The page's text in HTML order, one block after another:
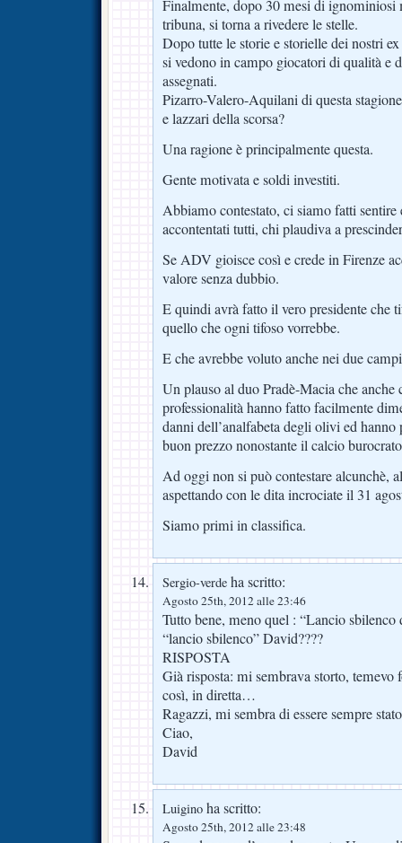
Finalmente, dopo 30 mesi di ignominiosi
tribuna, si torna a rivedere le stelle.
Dopo tutte le storie e storielle dei nostri
si vedono in campo giocatori di qualità e
assegnati.
Pizarro-Valero-Aquilani di questa
e lazzari della scorsa?
Una ragione è principalmente questa.
Gente motivata e soldi investiti.
Abbiamo contestato, ci siamo fatti sentire
accontentati tutti, chi plaudiva a
Se ADV gioisce così e crede in Firenze
valore senza dubbio.
E quindi avrà fatto il vero presidente che
quello che ogni tifoso vorrebbe.
E che avrebbe voluto anche nei due
Un plauso al duo Pradè-Macia che
professionalità hanno fatto facilmente
danni dell’analfabeta degli olivi ed
buon prezzo nonostante il calcio
Ad oggi non si può contestare alcunchè,
aspettando con le dita incrociate il 31
Siamo primi in classifica.
Sergio-verde ha scritto:
Agosto 25th, 2012 alle 23:46
Tutto bene, meno quel : “Lancio
“lancio sbilenco” David????
RISPOSTA
Già risposta: mi sembrava storto, temevo
così, in diretta…
Ragazzi, mi sembra di essere sempre
Ciao,
David
Luigino ha scritto:
Agosto 25th, 2012 alle 23:48